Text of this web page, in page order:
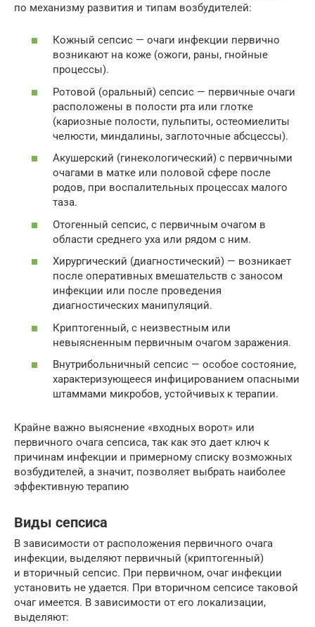
по механизму развития и типам возбудителей:
Кожный сепсис — очаги инфекции первично
возникают на коже (ожоги, раны, гнойные
процессы).
Ротовой (оральный) сепсис — первичные очаги
расположены в полости рта или глотке
(кариозные полости, пульпиты, остеомиелиты
челюсти, миндалины, заглоточные абсцессы).
Акушерский (гинекологический) с первичными
очагами в матке или половой сфере после
родов, при воспалительных процессах малого
таза.
Отогенный сепсис, с первичным очагом в
области среднего уха или рядом с ним.
Хирургический (диагностический) — возникает
после оперативных вмешательств с заносом
инфекции или после проведения
диагностических манипуляций.
Криптогенный, с неизвестным или
невыясненным первичным очагом заражения.
Внутрибольничный сепсис — особое состояние,
характеризующееся инфицированием опасными
штаммами микробов, устойчивых к терапии.
Крайне важно выяснение «входных ворот» или
первичного очага сепсиса, так как это дает ключ к
причинам инфекции и примерному списку возможных
возбудителей, а значит, позволяет выбрать наиболее
эффективную терапию
Виды сепсиса
В зависимости от расположения первичного очага
инфекции, выделяют первичный (криптогенный)
и вторичный сепсис. При первичном, очаг инфекции
установить не удается. При вторичном сепсисе таковой
очаг имеется. В зависимости от его локализации,
выделяют: